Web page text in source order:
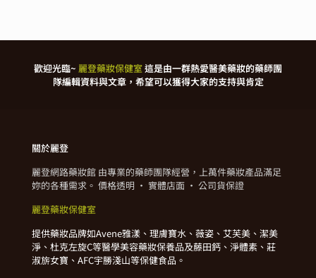
歡迎光臨~ 麗登藥妝保健室這是由一群熱愛醫美藥妝的藥師團
隊編輯資料與文章，希望可以獲得大家的支持與肯定
關於麗登
麗登網路藥妝館 由專業的藥師團隊經營，上萬件藥妝產品滿足
妳的各種需求。 價格透明 · 實體店面 · 公司貨保證
麗登藥妝保健室
提供藥妝品牌如Avene雅漾、理膚寶水、薇姿、艾芙美、潔美
淨、杜克左旋C等醫學美容藥妝保養品及藤田鈣、淨體素、莊
淑旂女寶、AFC宇勝淺山等保健食品。